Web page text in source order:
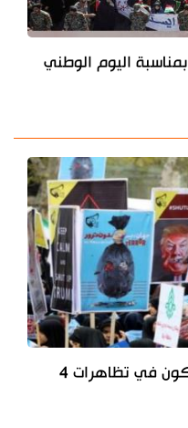
اليوم الوطني
طلبة الجامعات الايرانية يشاركون في تظاهرات 4